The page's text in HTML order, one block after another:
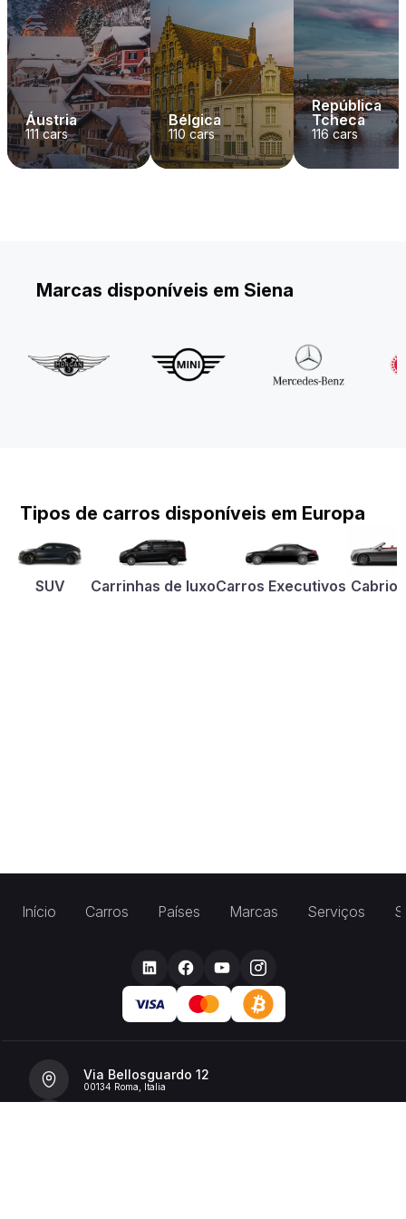
Áustria
111cars
Bélgica
110 cars
República
Tcheca
116cars
Marcas disponíveis em Siena
Tipos de carros disponíveis em Europa
SUV Carrinhas de luxoCarros Executivos
Início Carros Países Marcas Serviços
Via Bellosguardo 12
00134 Roma, Italia